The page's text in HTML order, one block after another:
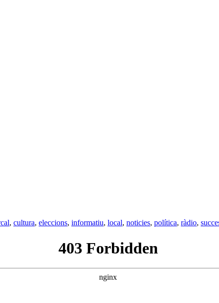
, cultura, eleccions, informatiu, local, noticies, política, ràdio,